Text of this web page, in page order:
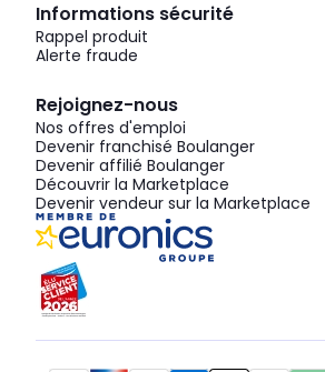
Informations sécurité
Rappel produit
Alerte fraude
Rejoignez-nous
Nos offres d'emploi
Devenir franchisé Boulanger
Devenir affilié Boulanger
Découvrir la Marketplace
Devenir vendeur sur la Marketplace